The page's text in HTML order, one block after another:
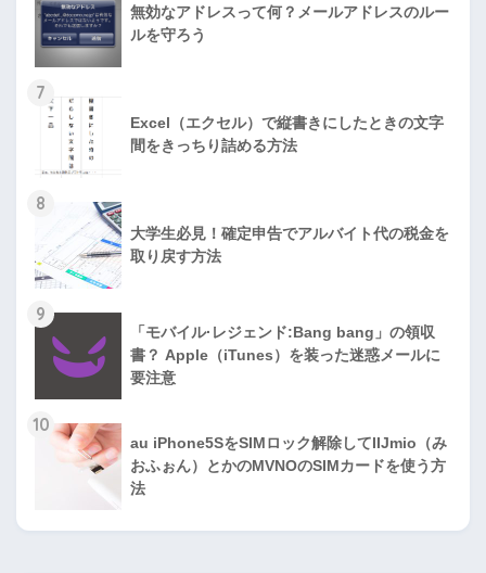
無効なアドレスって何？メールアドレスのルー
ルを守ろう
7
Excel（エクセル）で縦書きにしたときの文字
間をきっちり詰める方法
8
大学生必見！確定申告でアルバイト代の税金を
取り戻す方法
9
「モバイル·レジェンド:Bang bang」の領収
書？ Apple（iTunes）を装った迷惑メールに
要注意
10
au iPhone5SをSIMロック解除してIIJmio（み
おふぉん）とかのMVNOのSIMカードを使う方
法